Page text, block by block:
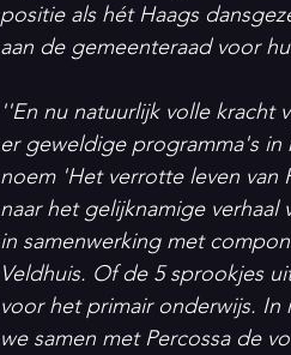
positie als hét Haags
aan de gemeenteraad voor
''En nu natuurlijk volle kracht
er geweldige programma's in
noem 'Het verrotte leven van
naar het gelijknamige verhaal
in samenwerking met
Veldhuis. Of de 5 sprookjes
voor het primair onderwijs. In
we samen met Percossa de